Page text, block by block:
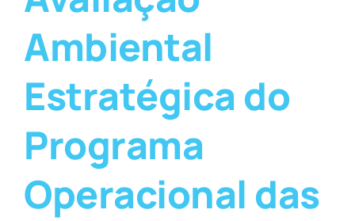
Ambiental
Estratégica do
Programa
Operacional das